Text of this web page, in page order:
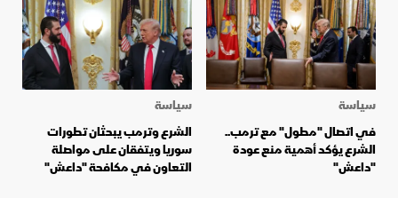
سياسة
في اتصال "مطول" مع ترمب..
الشرع يؤكد أهمية منع عودة
"داعش"
سياسة
الشرع وترمب يبحثان تطورات
سوريا ويتفقان على مواصلة
التعاون في مكافحة "داعش"